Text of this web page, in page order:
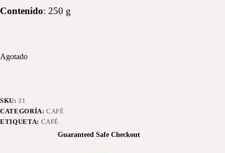
Contenido: 250 g
Agotado
SKU:31
CATEGORÍA:CAFÉ
ETIQUETA: CAFÉ
Guaranteed Safe Checkout